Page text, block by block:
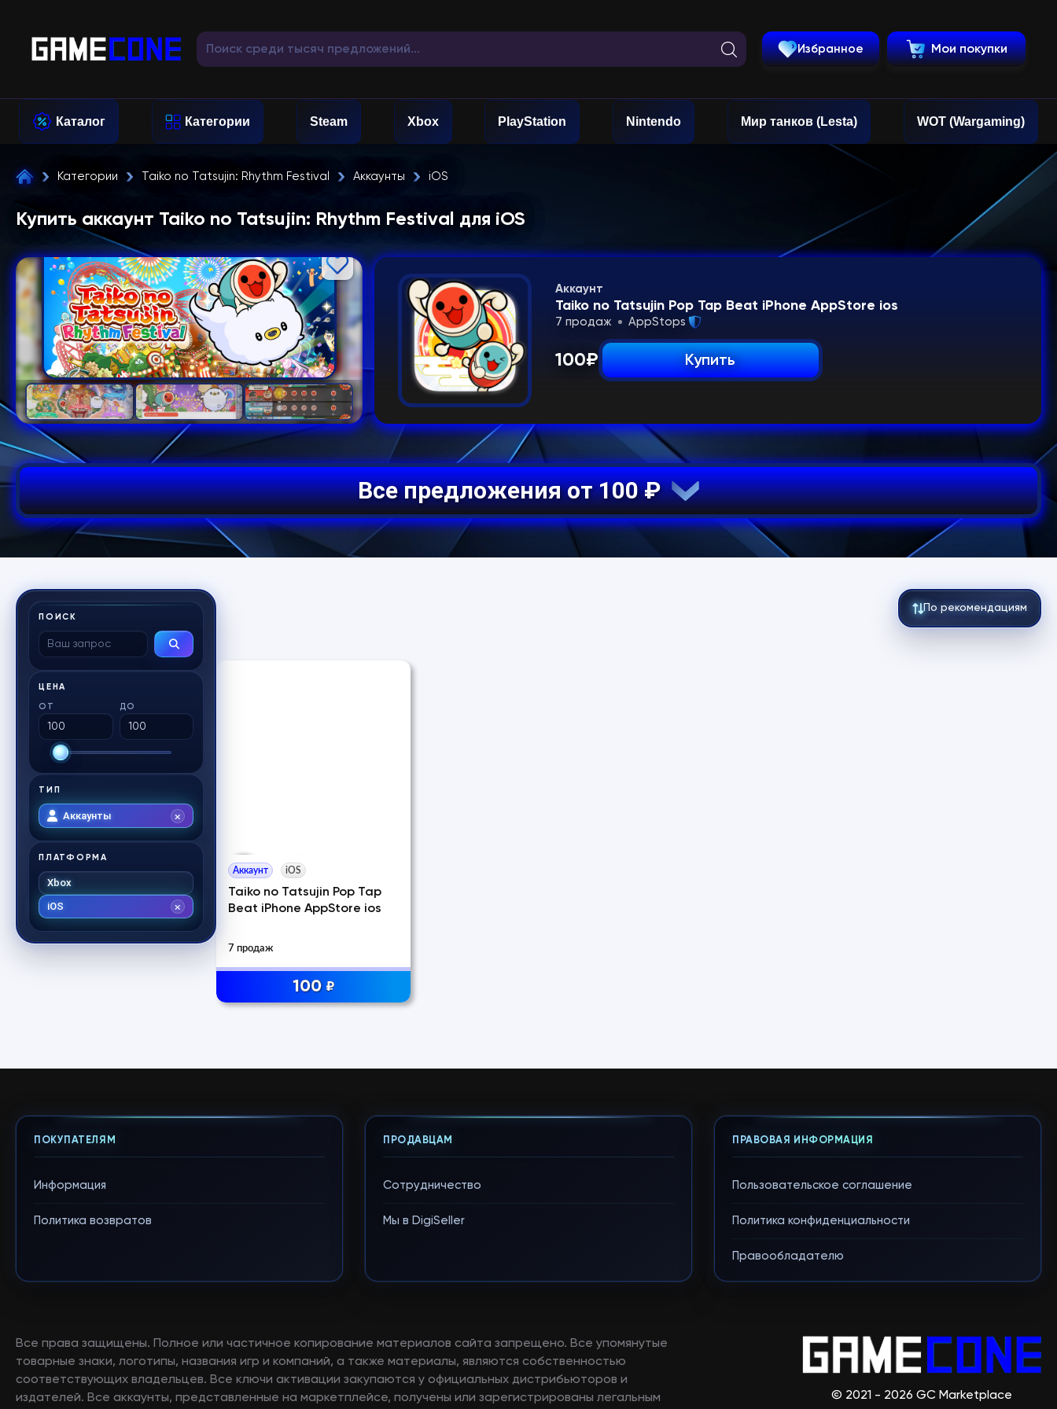
Избранное Мои покупки
Каталог Категории Steam Xbox PlayStation Nintendo Мир танков (Lesta) WOT (Wargaming)
Категории Taiko no Tatsujin: Rhythm Festival Аккаунты iOS
Купить аккаунт Taiko no Tatsujin: Rhythm Festival для iOS
Аккаунт
Taiko no Tatsujin Pop Tap Beat iPhone AppStore ios
7 продаж AppStops
100₽ Купить
Все предложения от 100 ₽
ПОИСК
ЦЕНА
ОТ ДО
ТИП
Аккаунты
ПЛАТФОРМА
Xbox
iOS
По рекомендациям
Аккаунт iOS
Taiko no Tatsujin Pop Tap
Beat iPhone AppStore ios
7 продаж
100 ₽
ПОКУПАТЕЛЯМ
Информация
Политика возвратов
ПРОДАВЦАМ
Сотрудничество
Мы в DigiSeller
ПРАВОВАЯ ИНФОРМАЦИЯ
Пользовательское соглашение
Политика конфиденциальности
Правообладателю
Все права защищены. Полное или частичное копирование материалов сайта запрещено. Все упомянутые
товарные знаки, логотипы, названия игр и компаний, а также материалы, являются собственностью
соответствующих владельцев. Все ключи активации закупаются у официальных дистрибьюторов и
издателей. Все аккаунты, представленные на маркетплейсе, получены или зарегистрированы легальным
© 2021 - 2026 GC Marketplace